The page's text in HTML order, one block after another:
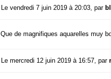
Le vendredi 7 juin 2019 à 20:03, par
Que de magnifiques aquarelles muy
Le mercredi 12 juin 2019 à 16:57, par